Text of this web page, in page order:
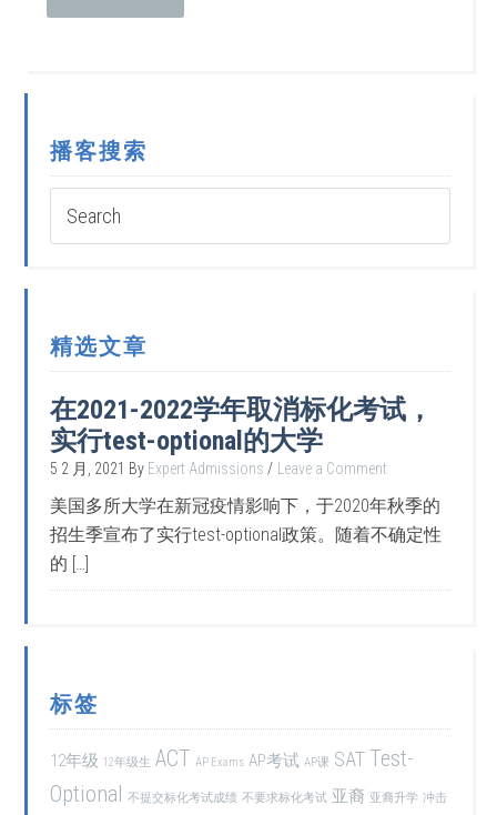
播客搜索
精选文章
在2021-2022学年取消标化考试，
实行test-optional的大学
5 2 月, 2021 By Expert Admissions Leave a Comment
美国多所大学在新冠疫情影响下，于2020年秋季的
招生季宣布了实行test-optional政策。随着不确定性
的 […]
标签
12年级 12年级生 ACT AP Exams AP考试 AP课 SAT Test-
Optional 不提交标化考试成绩 不要求标化考试 亚裔 亚裔升学 冲击